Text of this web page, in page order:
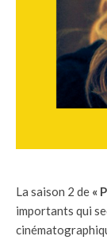
La saison 2 de «
importants qui